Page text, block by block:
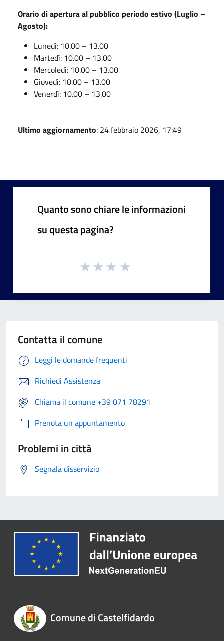
Orario di apertura al pubblico periodo estivo (Luglio –
Agosto):
Lunedì: 10.00 – 13.00
Martedì: 10.00 – 13.00
Mercoledì: 10.00 – 13.00
Giovedì: 10.00 – 13.00
Venerdì: 10.00 – 13.00
Ultimo aggiornamento: 24 febbraio 2026, 17:49
Quanto sono chiare le informazioni
su questa pagina?
Contatta il comune
Leggi le domande frequenti
Richiedi Assistenza
Chiama il comune +39 071 78291
Prenota un appuntamento
Problemi in città
Segnala disservizio
Comune di Castelfidardo